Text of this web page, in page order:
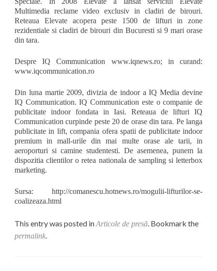
Multimedia reclame video exclusiv in cladiri de birouri.
Reteaua Elevate acopera peste 1500 de lifturi in zone
rezidentiale si cladiri de birouri din Bucuresti si 9 mari orase
din tara.
Despre IQ Communication www.iqnews.ro; in curand:
www.iqcommunication.ro
Din luna martie 2009, divizia de indoor a IQ Media devine
IQ Communication. IQ Communication este o companie de
publicitate indoor fondata in Iasi. Reteaua de lifturi IQ
Communication curpinde peste 20 de orase din tara. Pe langa
publicitate in lift, compania ofera spatii de publicitate indoor
premium in mall-urile din mai multe orase ale tarii, in
aeroporturi si camine studentesti. De asemenea, punem la
dispozitia clientilor o retea nationala de sampling si letterbox
marketing.
Sursa: http://comanescu.hotnews.ro/mogulii-lifturilor-se-
coalizeaza.html
This entry was posted inArticole de presă. Bookmark the
permalink.